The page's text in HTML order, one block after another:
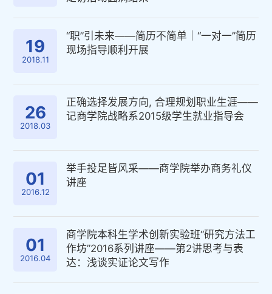
19
2018.11
“职”引未来——简历不简单｜“一对一”简历
现场指导顺利开展
26
2018.03
正确选择发展方向, 合理规划职业生涯——
记商学院战略系2015级学生就业指导会
01
2016.12
举手投足皆风采​——商学院举办商务礼仪
讲座
01
2016.04
商学院本科生学术创新实验班“研究方法工
作坊”2016系列讲座——第2讲思考与表
达：浅谈实证论文写作